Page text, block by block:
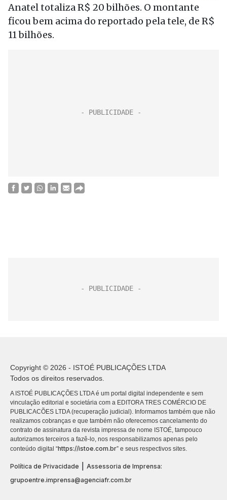
Anatel totaliza R$ 20 bilhões. O montante
ficou bem acima do reportado pela tele, de R$
11 bilhões.
Copyright © 2026 - ISTOÉ PUBLICAÇÕES LTDA
Todos os direitos reservados.
A ISTOÉ PUBLICAÇÕES LTDA é um portal digital independente e sem
vinculação editorial e societária com a EDITORA TRES COMÉRCIO DE
PUBLICACÕES LTDA (recuperação judicial). Informamos também que não
realizamos cobranças e que também não oferecemos cancelamento do
contrato de assinatura da revista impressa de nome ISTOÉ, tampouco
autorizamos terceiros a fazê-lo, nos responsabilizamos apenas pelo
conteúdo digital “https://istoe.com.br” e seus respectivos sites.
Política de Privacidade
Assessoria de Imprensa:
grupoentre.imprensa@agenciafr.com.br